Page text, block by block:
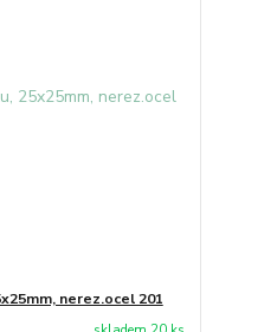
nerez.ocel 201